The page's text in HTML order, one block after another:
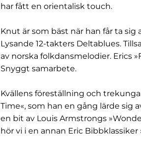
har fått en orientalisk touch.
Knut är som bäst när han får ta sig
Lysande 12-takters Deltablues.
av norska folkdansmelodier. Erics
Snyggt samarbete.
Kvällens föreställning och
Time«, som han en gång lärde sig
en bit av Louis Armstrongs
hör vi i en annan Eric